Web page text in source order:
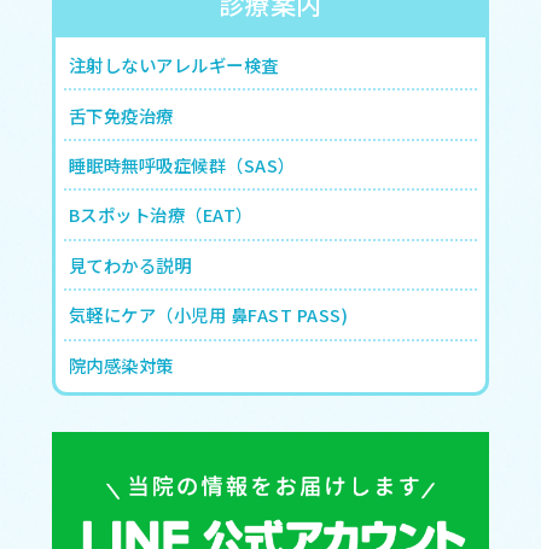
注射しないアレルギー検査
舌下免疫治療
睡眠時無呼吸症候群（SAS）
Bスポット治療（EAT）
見てわかる説明
気軽にケア（小児用 鼻FAST PASS)
院内感染対策